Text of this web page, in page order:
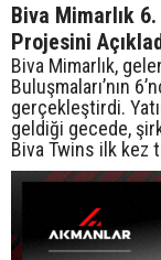
Biva Mimarlık
Projesini
Biva Mimarlık,
Buluşmaları’nın
gerçekleştirdi.
geldiği gecede,
Biva Twins ilk kez